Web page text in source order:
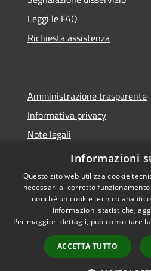
Leggi le FAQ
Richiesta assistenza
Amministrazione trasparente
Informativa privacy
Note legali
Dichiarazione di accessibilità
Accessibilità
Informazioni
Questo sito web utilizza cookie
necessari al corretto
nonché un cookie tecnico
informazioni statistiche,
Per maggiori dettagli, può consultare
ACCETTA TUTTO